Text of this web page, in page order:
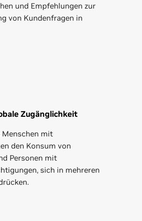
und Empfehlungen zur
von Kundenfragen in
Zugänglichkeit
Menschen mit
den Konsum von
Personen mit
sich in mehreren